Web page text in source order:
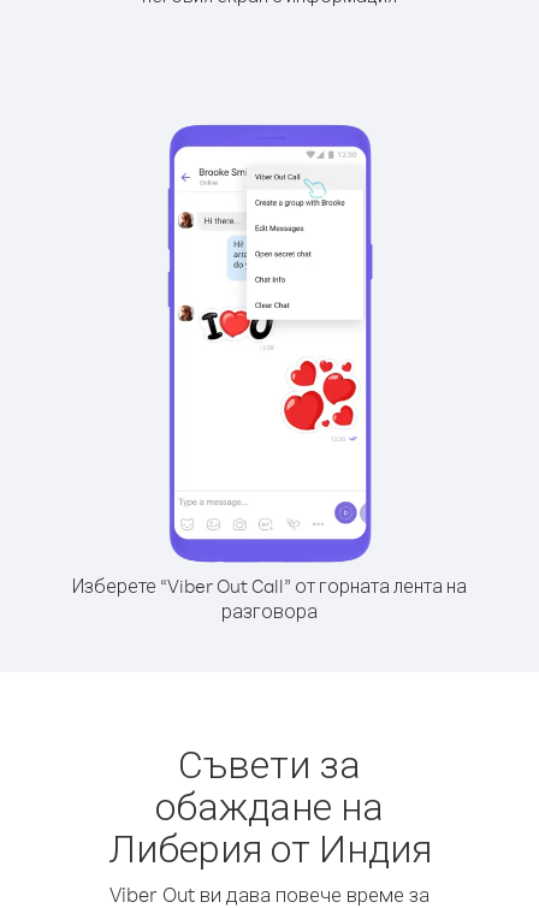
Изберете “Viber Out Call” от горната лента на
разговора
Съвети за
обаждане на
Либерия от Индия
Viber Out ви дава повече време за